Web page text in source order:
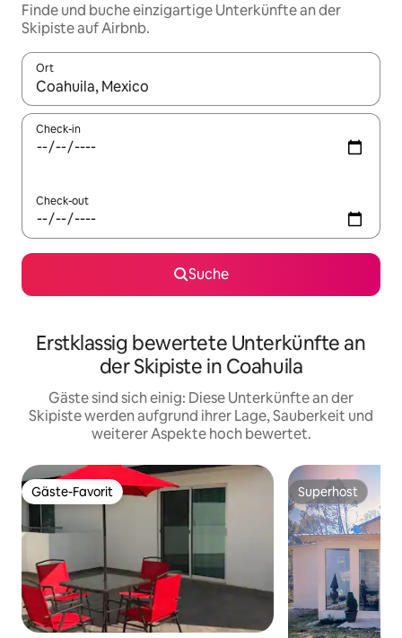
Finde und buche einzigartige Unterkünfte an der
Skipiste auf Airbnb.
Ort
Wenn Ergebnisse verfügbar sind, navigiere mit den
Check-in
Check-out
Suche
Erstklassig bewertete Unterkünfte an
der Skipiste in Coahuila
Gäste sind sich einig: Diese Unterkünfte an der
Skipiste werden aufgrund ihrer Lage, Sauberkeit und
weiterer Aspekte hoch bewertet.
Gäste-Favorit
Gäste-Favorit Superhost
Superhost